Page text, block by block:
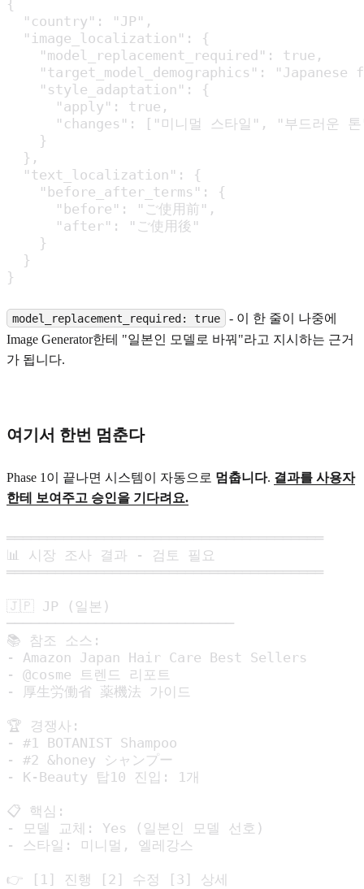
{
  "country": "JP",
  "image_localization": {
    "model_replacement_required": true,
"target_model_demographics": "Japanese
    "style_adaptation": {
      "apply": true,
"changes": ["미니멀 스타일", "부드러운
    }
  },
  "text_localization": {
    "before_after_terms": {
      "before": "ご使用前",
      "after": "ご使用後"
    }
  }
}
model_replacement_required: true
- 이 한 줄이 나중에
Image Generator한테 "일본인 모델로 바꿔"라고 지시하는 근거
가 됩니다.
여기서 한번 멈춘다
Phase 1이 끝나면 시스템이 자동으로 멈춥니다. 결과를 사용자
한테 보여주고 승인을 기다려요.
═══════════════════════════════════════
📊 시장 조사 결과 - 검토 필요
═══════════════════════════════════════
🇯🇵 JP (일본)
────────────────────────────
📚 참조 소스:
- Amazon Japan Hair Care Best Sellers
- @cosme 트렌드 리포트
- 厚生労働省 薬機法 가이드
🏆 경쟁사:
- #1 BOTANIST Shampoo
- #2 &honey シャンプー
- K-Beauty 탑10 진입: 1개
📋 핵심:
- 모델 교체: Yes (일본인 모델 선호)
- 스타일: 미니멀, 엘레강스
👉 [1] 진행 [2] 수정 [3] 상세